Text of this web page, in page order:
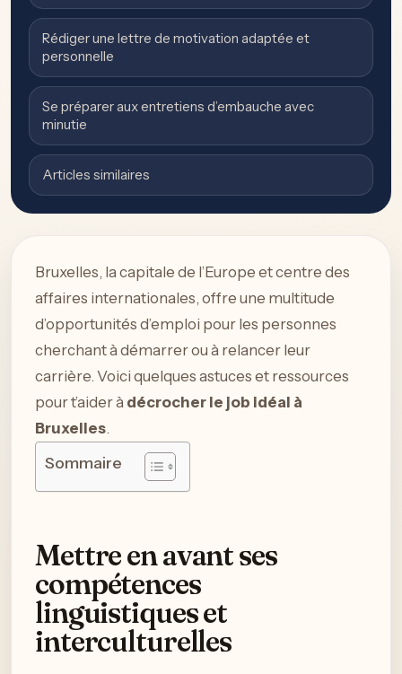
Rédiger une lettre de motivation adaptée et
personnelle
Se préparer aux entretiens d’embauche avec
minutie
Articles similaires
Bruxelles, la capitale de l’Europe et centre des
affaires internationales, offre une multitude
d’opportunités d’emploi pour les personnes
cherchant à démarrer ou à relancer leur
carrière. Voici quelques astuces et ressources
pour t’aider à décrocher le job idéal à
Bruxelles.
Sommaire
Mettre en avant ses
compétences
linguistiques et
interculturelles